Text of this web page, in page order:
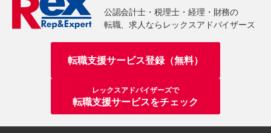
転職支援サービス登録（無料）
レックスアドバイザーズで
転職支援サービスをチェック